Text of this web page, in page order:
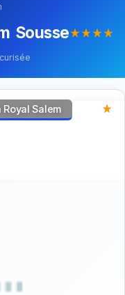
Soussestar_ratestar_ratestar_ratestar_rate
Salem star_rate
star_rate
star_rate
star_rate